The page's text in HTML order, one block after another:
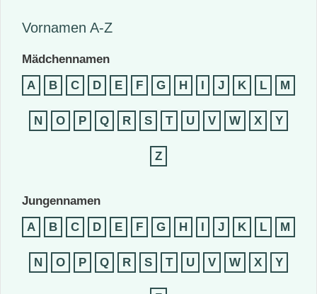
Vornamen A-Z
Mädchennamen
A
B C D E F G H I J K L M
N O P Q R S T U V W X Y
Z
Jungennamen
A
B C D E F G H I J K L M
N O P Q R S T U V W X Y